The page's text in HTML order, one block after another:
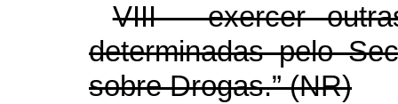
VIII - exercer
determinadas pelo
sobre Drogas.”(NR)